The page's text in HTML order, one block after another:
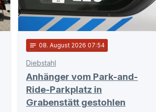
notes 08. August 2026 07:54
Diebstahl
Anhänger vom Park-and-
Ride-Parkplatz in
Grabenstätt gestohlen